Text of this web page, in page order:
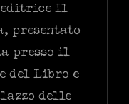
editrice Il
presentato
presso il
del Libro e
delle